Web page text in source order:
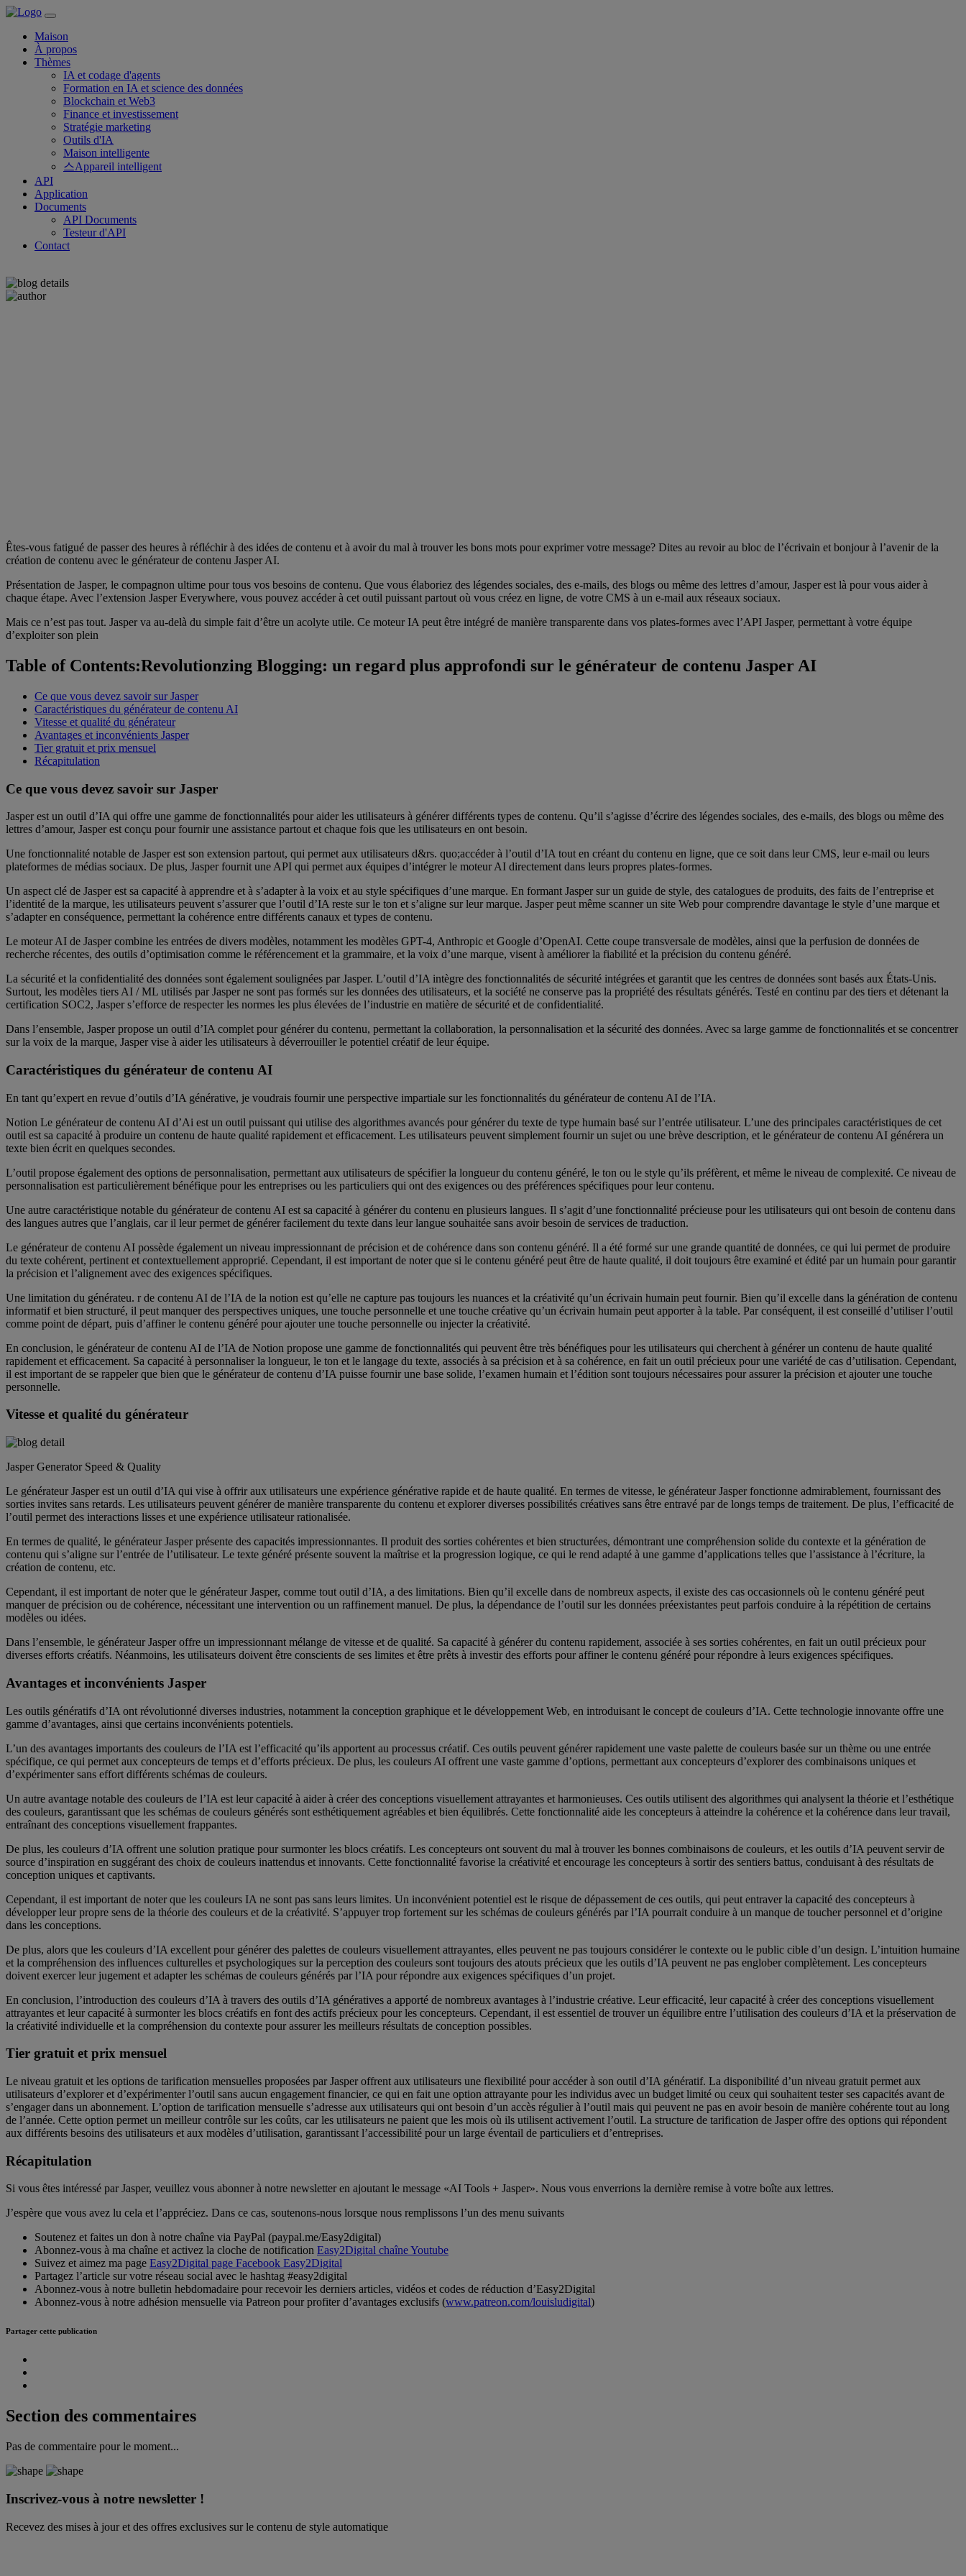
Maison
À propos
Thèmes
IA et codage d'agents
Formation en IA et science des données
Blockchain et Web3
Finance et investissement
Stratégie marketing
Outils d'IA
Maison intelligente
스Appareil intelligent
API
Application
Documents
API Documents
Testeur d'API
Contact
Êtes-vous fatigué de passer des heures à réfléchir à des idées de contenu et à avoir du mal à trouver les bons mots pour exprimer votre message? Dites au revoir au bloc de l’écrivain et bonjour à l’avenir de la
création de contenu avec le générateur de contenu Jasper AI.
Présentation de Jasper, le compagnon ultime pour tous vos besoins de contenu. Que vous élaboriez des légendes sociales, des e-mails, des blogs ou même des lettres d’amour, Jasper est là pour vous aider à
chaque étape. Avec l’extension Jasper Everywhere, vous pouvez accéder à cet outil puissant partout où vous créez en ligne, de votre CMS à un e-mail aux réseaux sociaux.
Mais ce n’est pas tout. Jasper va au-delà du simple fait d’être un acolyte utile. Ce moteur IA peut être intégré de manière transparente dans vos plates-formes avec l’API Jasper, permettant à votre équipe
d’exploiter son plein
Table of Contents:Revolutionzing Blogging: un regard plus approfondi sur le générateur de contenu Jasper AI
Ce que vous devez savoir sur Jasper
Caractéristiques du générateur de contenu AI
Vitesse et qualité du générateur
Avantages et inconvénients Jasper
Tier gratuit et prix mensuel
Récapitulation
Ce que vous devez savoir sur Jasper
Jasper est un outil d’IA qui offre une gamme de fonctionnalités pour aider les utilisateurs à générer différents types de contenu. Qu’il s’agisse d’écrire des légendes sociales, des e-mails, des blogs ou même des
lettres d’amour, Jasper est conçu pour fournir une assistance partout et chaque fois que les utilisateurs en ont besoin.
Une fonctionnalité notable de Jasper est son extension partout, qui permet aux utilisateurs d&rs. quo;accéder à l’outil d’IA tout en créant du contenu en ligne, que ce soit dans leur CMS, leur e-mail ou leurs
plateformes de médias sociaux. De plus, Jasper fournit une API qui permet aux équipes d’intégrer le moteur AI directement dans leurs propres plates-formes.
Un aspect clé de Jasper est sa capacité à apprendre et à s’adapter à la voix et au style spécifiques d’une marque. En formant Jasper sur un guide de style, des catalogues de produits, des faits de l’entreprise et
l’identité de la marque, les utilisateurs peuvent s’assurer que l’outil d’IA reste sur le ton et s’aligne sur leur marque. Jasper peut même scanner un site Web pour comprendre davantage le style d’une marque et
s’adapter en conséquence, permettant la cohérence entre différents canaux et types de contenu.
Le moteur AI de Jasper combine les entrées de divers modèles, notamment les modèles GPT-4, Anthropic et Google d’OpenAI. Cette coupe transversale de modèles, ainsi que la perfusion de données de
recherche récentes, des outils d’optimisation comme le référencement et la grammaire, et la voix d’une marque, visent à améliorer la fiabilité et la précision du contenu généré.
La sécurité et la confidentialité des données sont également soulignées par Jasper. L’outil d’IA intègre des fonctionnalités de sécurité intégrées et garantit que les centres de données sont basés aux États-Unis.
Surtout, les modèles tiers AI / ML utilisés par Jasper ne sont pas formés sur les données des utilisateurs, et la société ne conserve pas la propriété des résultats générés. Testé en continu par des tiers et détenant la
certification SOC2, Jasper s’efforce de respecter les normes les plus élevées de l’industrie en matière de sécurité et de confidentialité.
Dans l’ensemble, Jasper propose un outil d’IA complet pour générer du contenu, permettant la collaboration, la personnalisation et la sécurité des données. Avec sa large gamme de fonctionnalités et se concentrer
sur la voix de la marque, Jasper vise à aider les utilisateurs à déverrouiller le potentiel créatif de leur équipe.
Caractéristiques du générateur de contenu AI
En tant qu’expert en revue d’outils d’IA générative, je voudrais fournir une perspective impartiale sur les fonctionnalités du générateur de contenu AI de l’IA.
Notion Le générateur de contenu AI d’Ai est un outil puissant qui utilise des algorithmes avancés pour générer du texte de type humain basé sur l’entrée utilisateur. L’une des principales caractéristiques de cet
outil est sa capacité à produire un contenu de haute qualité rapidement et efficacement. Les utilisateurs peuvent simplement fournir un sujet ou une brève description, et le générateur de contenu AI générera un
texte bien écrit en quelques secondes.
L’outil propose également des options de personnalisation, permettant aux utilisateurs de spécifier la longueur du contenu généré, le ton ou le style qu’ils préfèrent, et même le niveau de complexité. Ce niveau de
personnalisation est particulièrement bénéfique pour les entreprises ou les particuliers qui ont des exigences ou des préférences spécifiques pour leur contenu.
Une autre caractéristique notable du générateur de contenu AI est sa capacité à générer du contenu en plusieurs langues. Il s’agit d’une fonctionnalité précieuse pour les utilisateurs qui ont besoin de contenu dans
des langues autres que l’anglais, car il leur permet de générer facilement du texte dans leur langue souhaitée sans avoir besoin de services de traduction.
Le générateur de contenu AI possède également un niveau impressionnant de précision et de cohérence dans son contenu généré. Il a été formé sur une grande quantité de données, ce qui lui permet de produire
du texte cohérent, pertinent et contextuellement approprié. Cependant, il est important de noter que si le contenu généré peut être de haute qualité, il doit toujours être examiné et édité par un humain pour garantir
la précision et l’alignement avec des exigences spécifiques.
Une limitation du générateu. r de contenu AI de l’IA de la notion est qu’elle ne capture pas toujours les nuances et la créativité qu’un écrivain humain peut fournir. Bien qu’il excelle dans la génération de contenu
informatif et bien structuré, il peut manquer des perspectives uniques, une touche personnelle et une touche créative qu’un écrivain humain peut apporter à la table. Par conséquent, il est conseillé d’utiliser l’outil
comme point de départ, puis d’affiner le contenu généré pour ajouter une touche personnelle ou injecter la créativité.
En conclusion, le générateur de contenu AI de l’IA de Notion propose une gamme de fonctionnalités qui peuvent être très bénéfiques pour les utilisateurs qui cherchent à générer un contenu de haute qualité
rapidement et efficacement. Sa capacité à personnaliser la longueur, le ton et le langage du texte, associés à sa précision et à sa cohérence, en fait un outil précieux pour une variété de cas d’utilisation. Cependant,
il est important de se rappeler que bien que le générateur de contenu d’IA puisse fournir une base solide, l’examen humain et l’édition sont toujours nécessaires pour assurer la précision et ajouter une touche
personnelle.
Vitesse et qualité du générateur
Jasper Generator Speed ​​& Quality
Le générateur Jasper est un outil d’IA qui vise à offrir aux utilisateurs une expérience générative rapide et de haute qualité. En termes de vitesse, le générateur Jasper fonctionne admirablement, fournissant des
sorties invites sans retards. Les utilisateurs peuvent générer de manière transparente du contenu et explorer diverses possibilités créatives sans être entravé par de longs temps de traitement. De plus, l’efficacité de
l’outil permet des interactions lisses et une expérience utilisateur rationalisée.
En termes de qualité, le générateur Jasper présente des capacités impressionnantes. Il produit des sorties cohérentes et bien structurées, démontrant une compréhension solide du contexte et la génération de
contenu qui s’aligne sur l’entrée de l’utilisateur. Le texte généré présente souvent la maîtrise et la progression logique, ce qui le rend adapté à une gamme d’applications telles que l’assistance à l’écriture, la
création de contenu, etc.
Cependant, il est important de noter que le générateur Jasper, comme tout outil d’IA, a des limitations. Bien qu’il excelle dans de nombreux aspects, il existe des cas occasionnels où le contenu généré peut
manquer de précision ou de cohérence, nécessitant une intervention ou un raffinement manuel. De plus, la dépendance de l’outil sur les données préexistantes peut parfois conduire à la répétition de certains
modèles ou idées.
Dans l’ensemble, le générateur Jasper offre un impressionnant mélange de vitesse et de qualité. Sa capacité à générer du contenu rapidement, associée à ses sorties cohérentes, en fait un outil précieux pour
diverses efforts créatifs. Néanmoins, les utilisateurs doivent être conscients de ses limites et être prêts à investir des efforts pour affiner le contenu généré pour répondre à leurs exigences spécifiques.
Avantages et inconvénients Jasper
Les outils génératifs d’IA ont révolutionné diverses industries, notamment la conception graphique et le développement Web, en introduisant le concept de couleurs d’IA. Cette technologie innovante offre une
gamme d’avantages, ainsi que certains inconvénients potentiels.
L’un des avantages importants des couleurs de l’IA est l’efficacité qu’ils apportent au processus créatif. Ces outils peuvent générer rapidement une vaste palette de couleurs basée sur un thème ou une entrée
spécifique, ce qui permet aux concepteurs de temps et d’efforts précieux. De plus, les couleurs AI offrent une vaste gamme d’options, permettant aux concepteurs d’explorer des combinaisons uniques et
d’expérimenter sans effort différents schémas de couleurs.
Un autre avantage notable des couleurs de l’IA est leur capacité à aider à créer des conceptions visuellement attrayantes et harmonieuses. Ces outils utilisent des algorithmes qui analysent la théorie et l’esthétique
des couleurs, garantissant que les schémas de couleurs générés sont esthétiquement agréables et bien équilibrés. Cette fonctionnalité aide les concepteurs à atteindre la cohérence et la cohérence dans leur travail,
entraînant des conceptions visuellement frappantes.
De plus, les couleurs d’IA offrent une solution pratique pour surmonter les blocs créatifs. Les concepteurs ont souvent du mal à trouver les bonnes combinaisons de couleurs, et les outils d’IA peuvent servir de
source d’inspiration en suggérant des choix de couleurs inattendus et innovants. Cette fonctionnalité favorise la créativité et encourage les concepteurs à sortir des sentiers battus, conduisant à des résultats de
conception uniques et captivants.
Cependant, il est important de noter que les couleurs IA ne sont pas sans leurs limites. Un inconvénient potentiel est le risque de dépassement de ces outils, qui peut entraver la capacité des concepteurs à
développer leur propre sens de la théorie des couleurs et de la créativité. S’appuyer trop fortement sur les schémas de couleurs générés par l’IA pourrait conduire à un manque de toucher personnel et d’origine
dans les conceptions.
De plus, alors que les couleurs d’IA excellent pour générer des palettes de couleurs visuellement attrayantes, elles peuvent ne pas toujours considérer le contexte ou le public cible d’un design. L’intuition humaine
et la compréhension des influences culturelles et psychologiques sur la perception des couleurs sont toujours des atouts précieux que les outils d’IA peuvent ne pas englober complètement. Les concepteurs
doivent exercer leur jugement et adapter les schémas de couleurs générés par l’IA pour répondre aux exigences spécifiques d’un projet.
En conclusion, l’introduction des couleurs d’IA à travers des outils d’IA génératives a apporté de nombreux avantages à l’industrie créative. Leur efficacité, leur capacité à créer des conceptions visuellement
attrayantes et leur capacité à surmonter les blocs créatifs en font des actifs précieux pour les concepteurs. Cependant, il est essentiel de trouver un équilibre entre l’utilisation des couleurs d’IA et la préservation de
la créativité individuelle et la compréhension du contexte pour assurer les meilleurs résultats de conception possibles.
Tier gratuit et prix mensuel
Le niveau gratuit et les options de tarification mensuelles proposées par Jasper offrent aux utilisateurs une flexibilité pour accéder à son outil d’IA génératif. La disponibilité d’un niveau gratuit permet aux
utilisateurs d’explorer et d’expérimenter l’outil sans aucun engagement financier, ce qui en fait une option attrayante pour les individus avec un budget limité ou ceux qui souhaitent tester ses capacités avant de
s’engager dans un abonnement. L’option de tarification mensuelle s’adresse aux utilisateurs qui ont besoin d’un accès régulier à l’outil mais qui peuvent ne pas en avoir besoin de manière cohérente tout au long
de l’année. Cette option permet un meilleur contrôle sur les coûts, car les utilisateurs ne paient que les mois où ils utilisent activement l’outil. La structure de tarification de Jasper offre des options qui répondent
aux différents besoins des utilisateurs et aux modèles d’utilisation, garantissant l’accessibilité pour un large éventail de particuliers et d’entreprises.
Récapitulation
Si vous êtes intéressé par Jasper, veuillez vous abonner à notre newsletter en ajoutant le message «AI Tools + Jasper». Nous vous enverrions la dernière remise à votre boîte aux lettres.
J’espère que vous avez lu cela et l’appréciez. Dans ce cas, soutenons-nous lorsque nous remplissons l’un des menu suivants
Soutenez et faites un don à notre chaîne via PayPal (paypal.me/Easy2digital)
Abonnez-vous à ma chaîne et activez la cloche de notification Easy2Digital chaîne Youtube
Suivez et aimez ma page Easy2Digital page Facebook Easy2Digital
Partagez l’article sur votre réseau social avec le hashtag #easy2digital
Abonnez-vous à notre bulletin hebdomadaire pour recevoir les derniers articles, vidéos et codes de réduction d’Easy2Digital
Abonnez-vous à notre adhésion mensuelle via Patreon pour profiter d’avantages exclusifs (www.patreon.com/louisludigital)
Partager cette publication
Section des commentaires
Pas de commentaire pour le moment...
Inscrivez-vous à notre newsletter !
Recevez des mises à jour et des offres exclusives sur le contenu de style automatique